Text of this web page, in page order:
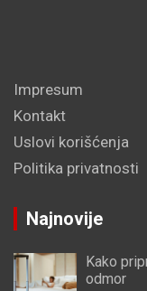
Impresum
Kontakt
Uslovi korišćenja
Politika privatnosti
Najnovije
Kako
odmor